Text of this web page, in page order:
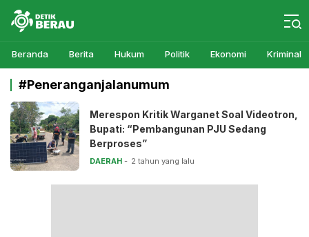
Detikberau.com
Media Diskusi Rakyat
Beranda Berita Hukum Politik Ekonomi Kriminal
#Peneranganjalanumum
Merespon Kritik Warganet Soal Videotron,
Bupati: “Pembangunan PJU Sedang
Berproses”
DAERAH 2 tahun yang lalu